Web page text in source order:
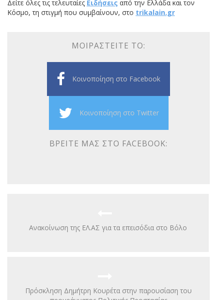
Δείτε όλες τις τελευταίες Ειδήσεις από την Ελλάδα και τον
Κόσμο, τη στιγμή που συμβαίνουν, στο trikalain.gr
ΜΟΙΡΑΣΤΕΊΤΕ ΤΟ:
Κοινοποίηση στο Facebook
Κοινοποίηση στο Twitter
ΒΡΕΊΤΕ ΜΑΣ ΣΤΟ FACEBOOK:
Ανακοίνωση της ΕΛ.ΑΣ για τα επεισόδια στο Βόλο
Πρόσκληση Δημήτρη Κουρέτα στην παρουσίαση του